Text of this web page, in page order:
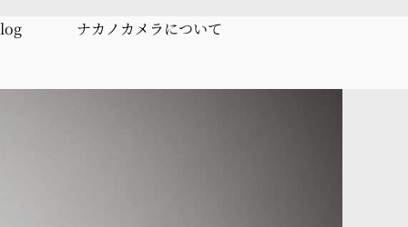
ナカノカメラについて